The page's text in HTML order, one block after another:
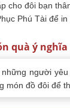
cho đôi bạn
Phú Tài để
quà ý
những người
món đồ đôi để